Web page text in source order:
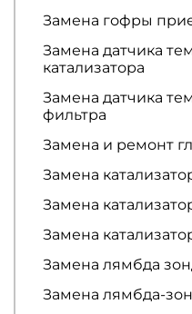
Замена гофры
Замена датчика
катализатора
Замена датчика
фильтра
Замена и ремонт
Замена
Замена
Замена
Замена лямбда
Замена лямбда-